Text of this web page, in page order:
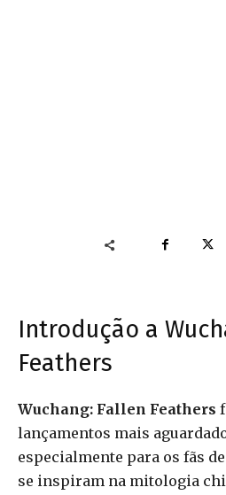
Introdução a
Feathers
Wuchang: Fallen Feathers
lançamentos mais
especialmente para os fãs
se inspiram na mitologia